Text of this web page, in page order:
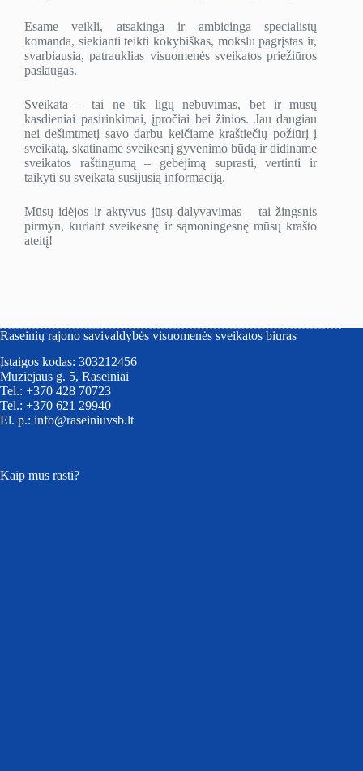
Esame veikli, atsakinga ir ambicinga specialistų
komanda, siekianti teikti kokybiškas, mokslu pagrįstas ir,
svarbiausia, patrauklias visuomenės sveikatos priežiūros
paslaugas.
Sveikata – tai ne tik ligų nebuvimas, bet ir mūsų
kasdieniai pasirinkimai, įpročiai bei žinios. Jau daugiau
nei dešimtmetį savo darbu keičiame kraštiečių požiūrį į
sveikatą, skatiname sveikesnį gyvenimo būdą ir didiname
sveikatos raštingumą – gebėjimą suprasti, vertinti ir
taikyti su sveikata susijusią informaciją.
Mūsų idėjos ir aktyvus jūsų dalyvavimas – tai žingsnis
pirmyn, kuriant sveikesnę ir sąmoningesnę mūsų krašto
ateitį!
Raseinių rajono savivaldybės visuomenės sveikatos biuras
Įstaigos kodas: 303212456
Muziejaus g. 5, Raseiniai
Tel.: +370 428 70723
Tel.: +370 621 29940
El. p.: info@raseiniuvsb.lt
Kaip mus rasti?